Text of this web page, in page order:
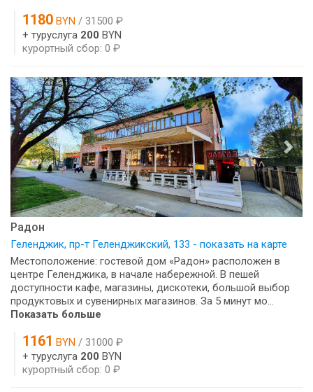
1180 BYN / 31500 ₽
+ туруслуга 200 BYN
курортный сбор: 0 ₽
Радон
Геленджик, пр-т Геленджикский, 133 - показать на карте
Местоположение: гостевой дом «Радон» расположен в
центре Геленджика, в начале набережной. В пешей
доступности кафе, магазины, дискотеки, большой выбор
продуктовых и сувенирных магазинов. За 5 минут мо...
Показать больше
1161 BYN / 31000 ₽
+ туруслуга 200 BYN
курортный сбор: 0 ₽